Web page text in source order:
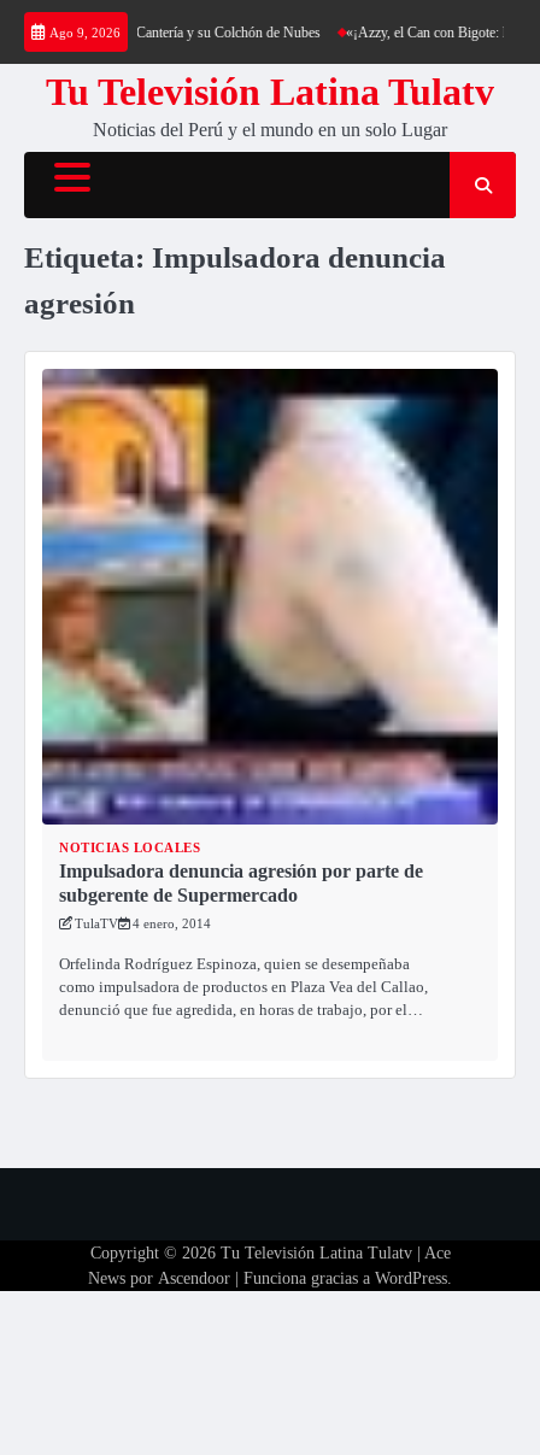
Saltar
contenido
Ago 9, 2026
Trekking al Cerro Cantería y su Colchón de Nubes «¡Azzy, el Can con Bigote: La
Tu Televisión Latina Tulatv
Noticias del Perú y el mundo en un solo Lugar
Etiqueta: Impulsadora denuncia
agresión
NOTICIAS LOCALES
Impulsadora denuncia agresión por parte de
subgerente de Supermercado
TulaTV 4 enero, 2014
Orfelinda Rodríguez Espinoza, quien se desempeñaba
como impulsadora de productos en Plaza Vea del Callao,
denunció que fue agredida, en horas de trabajo, por el…
Copyright © 2026 Tu Televisión Latina Tulatv| Ace
News por Ascendoor | Funciona gracias a WordPress.